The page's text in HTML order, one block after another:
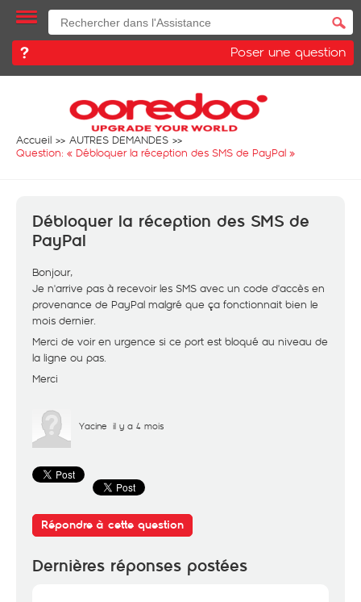
Poser une question
Accueil
AUTRES DEMANDES
Question: « Débloquer la réception des SMS de PayPal »
Débloquer la réception des SMS de
PayPal
Bonjour,
Je n'arrive pas à recevoir les SMS avec un code d'accès en
provenance de PayPal malgré que ça fonctionnait bien le
mois dernier.
Merci de voir en urgence si ce port est bloqué au niveau de
la ligne ou pas.
Merci
Yacine il y a 4 mois
Répondre à cette question
Dernières réponses postées